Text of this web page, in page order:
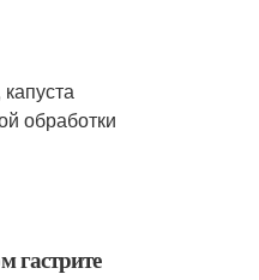
обработки
гастрите